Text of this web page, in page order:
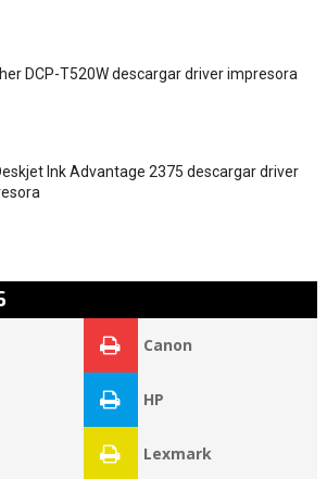
DCP-T520W descargar driver impresora
Ink Advantage 2375 descargar driver
Canon
HP
Lexmark